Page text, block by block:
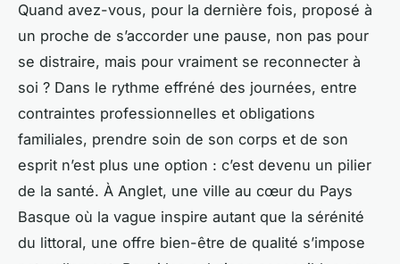
Quand avez-vous, pour la dernière fois, proposé à
un proche de s’accorder une pause, non pas pour
se distraire, mais pour vraiment se reconnecter à
soi ? Dans le rythme effréné des journées, entre
contraintes professionnelles et obligations
familiales, prendre soin de son corps et de son
esprit n’est plus une option : c’est devenu un pilier
de la santé. À Anglet, une ville au cœur du Pays
Basque où la vague inspire autant que la sérénité
du littoral, une offre bien-être de qualité s’impose